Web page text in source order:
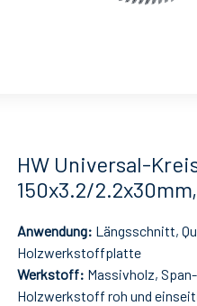
HW Universal-
150x3.2/
Anwendung: Längsschnitt,
Holzwerkstoffplatte
Werkstoff: Massivholz,
Holzwerkstoff roh und